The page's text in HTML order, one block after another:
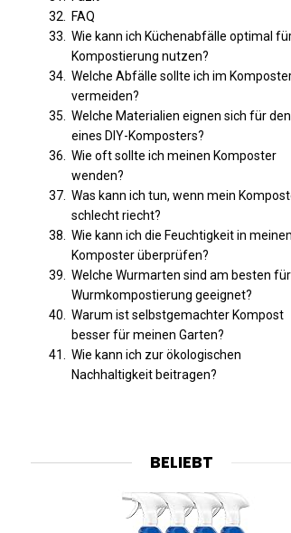
FAQ
Wie kann ich Küchenabfälle optimal
Kompostierung nutzen?
Welche Abfälle sollte ich im
vermeiden?
Welche Materialien eignen sich für
eines DIY-Komposters?
Wie oft sollte ich meinen Komposter
wenden?
Was kann ich tun, wenn mein
schlecht riecht?
Wie kann ich die Feuchtigkeit in
Komposter überprüfen?
Welche Wurmarten sind am besten
Wurmkompostierung geeignet?
Warum ist selbstgemachter Kompost
besser für meinen Garten?
Wie kann ich zur ökologischen
Nachhaltigkeit beitragen?
BELIEBT